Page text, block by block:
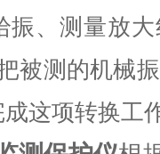
振、测量放
被测的机械
这项转换工